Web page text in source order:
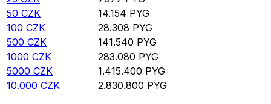
50 CZK 14.154 PYG
100 CZK 28.308 PYG
500 CZK 141.540 PYG
1000 CZK 283.080 PYG
5000 CZK 1.415.400 PYG
10.000 CZK 2.830.800 PYG